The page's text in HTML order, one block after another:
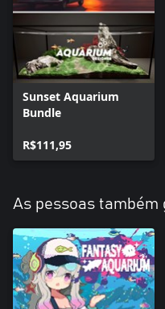
Sunset Aquarium
Bundle
R$111,95
As pessoas também